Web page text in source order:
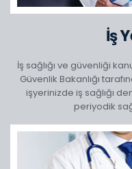
İş
İş sağlığı ve güvenliği
Güvenlik Bakanlığı
işyerinizde iş sağlığı
periyodik